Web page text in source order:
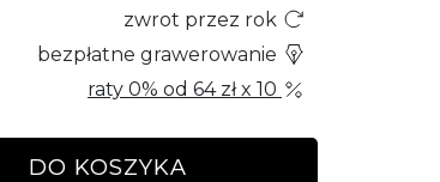
zwrot przez rok
bezpłatne grawerowanie
raty 0% od 64 złx 10
DO KOSZYKA